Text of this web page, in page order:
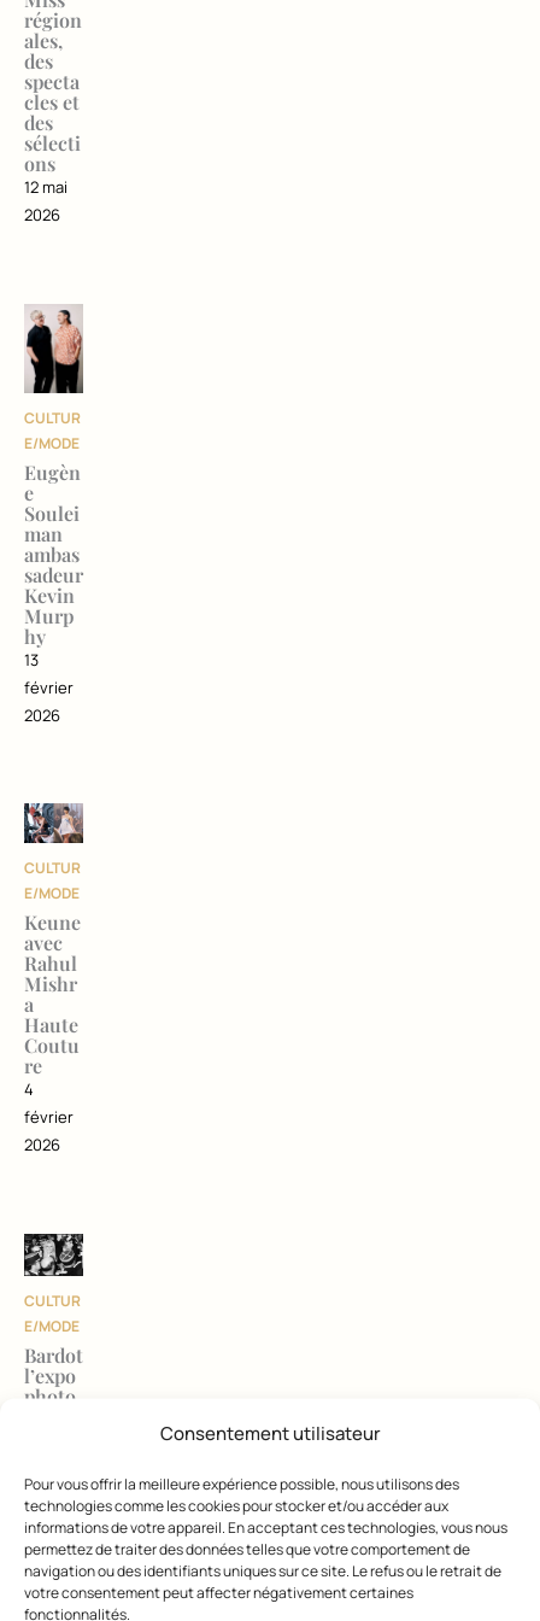
Consentement utilisateur
Pour vous offrir la meilleure expérience possible, nous utilisons des
technologies comme les cookies pour stocker et/ou accéder aux
informations de votre appareil. En acceptant ces technologies, vous nous
permettez de traiter des données telles que votre comportement de
navigation ou des identifiants uniques sur ce site. Le refus ou le retrait de
votre consentement peut affecter négativement certaines
fonctionnalités.
région
ales,
des
specta
cles et
des
sélecti
ons
12 mai
2026
CULTUR
E/MODE
Eugèn
e
Soulei
man
ambas
sadeur
Kevin
Murp
hy
13
février
2026
CULTUR
E/MODE
Keune
avec
Rahul
Mishr
a
Haute
Coutu
re
4
février
2026
CULTUR
E/MODE
Bardot
l’expo
photo
2026